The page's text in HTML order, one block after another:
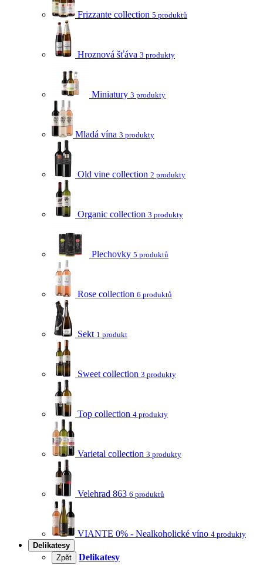
Frizzante collection 5 produktů
Hroznová šťáva 3 produkty
Miniatury 3 produkty
Mladá vína 3 produkty
Old vine collection 2 produkty
Organic collection 3 produkty
Plechovky 5 produktů
Rose collection 6 produktů
Sekt 1 produkt
Sweet collection 3 produkty
Top collection 4 produkty
Varietal collection 3 produkty
Velehrad 863 6 produktů
VIANTE 0% - Nealkoholické víno 4 produkty
Delikatesy
Zpět
Delikatesy